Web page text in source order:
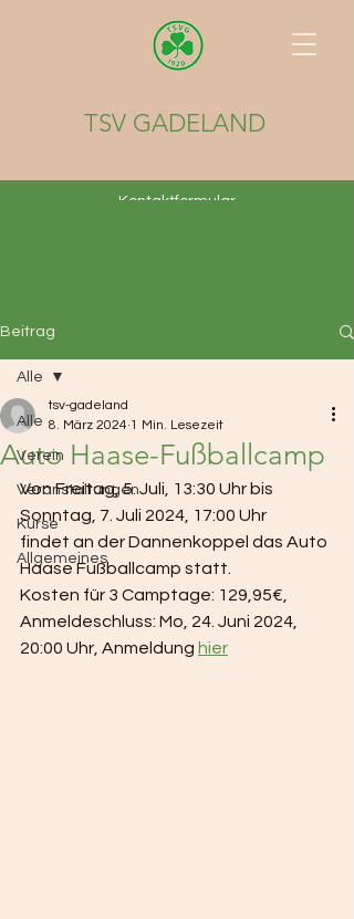
TSV GADELAND
Kontaktformular
Beitrag
Alle
Verein
Veranstaltungen
Kurse
Allgemeines
Alle
Auto Haase-Fußballcamp
tsv-gadeland
8. März 2024 1 Min. Lesezeit
Von Freitag, 5. Juli, 13:30 Uhr bis
Sonntag, 7. Juli 2024, 17:00 Uhr
findet an der Dannenkoppel das Auto
Haase Fußballcamp statt.
Kosten für 3 Camptage: 129,95€,
Anmeldeschluss: Mo, 24. Juni 2024,
20:00 Uhr, Anmeldung hier